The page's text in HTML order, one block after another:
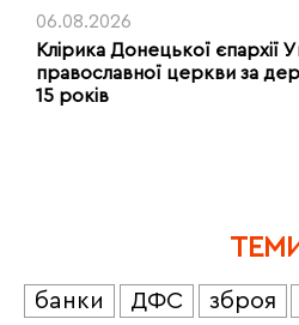
06.08.2026
Клірика Донецької єпархії
православної церкви за
15 років
банки ДФС зброя